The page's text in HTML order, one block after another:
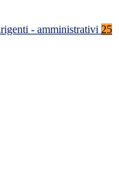
- amministrativi 25